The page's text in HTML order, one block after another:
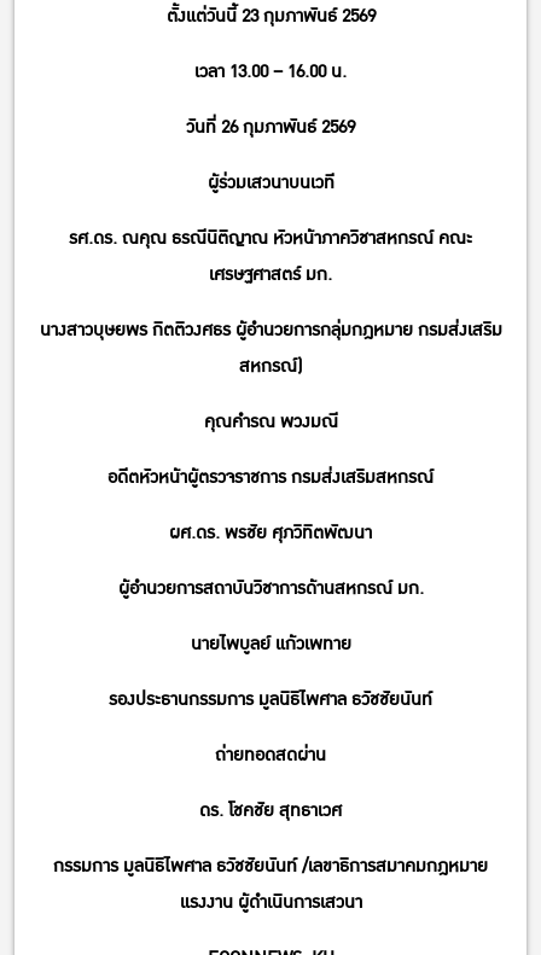
ตั้งแต่วันนี้ 23 กุมภาพันธ์ 2569
เวลา 13.00 – 16.00 น.
วันที่ 26 กุมภาพันธ์ 2569
ผู้ร่วมเสวนาบนเวที
รศ.ดร. ณคุณ ธรณีนิติญาณ หัวหน้าภาควิชาสหกรณ์ คณะ
เศรษฐศาสตร์ มก.
นางสาวบุษยพร กิตติวงศธร ผู้อำนวยการกลุ่มกฎหมาย กรมส่งเสริม
สหกรณ์)
คุณคำรณ พวงมณี
อดีตหัวหน้าผู้ตรวจราชการ กรมส่งเสริมสหกรณ์
ผศ.ดร. พรชัย ศุภวิทิตพัฒนา
ผู้อำนวยการสถาบันวิชาการด้านสหกรณ์ มก.
นายไพบูลย์ แก้วเพทาย
รองประธานกรรมการ มูลนิธิไพศาล ธวัชชัยนันท์
ถ่ายทอดสดผ่าน
ดร. โชคชัย สุทธาเวศ
กรรมการ มูลนิธิไพศาล ธวัชชัยนันท์ /เลขาธิการสมาคมกฎหมาย
แรงงาน ผู้ดำเนินการเสวนา